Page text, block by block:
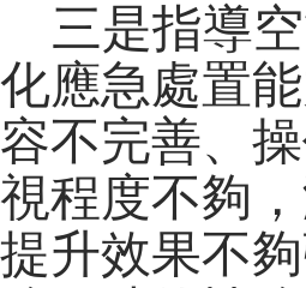
三是指導
化應急處置
容不完善、
視程度不夠
提升效果不